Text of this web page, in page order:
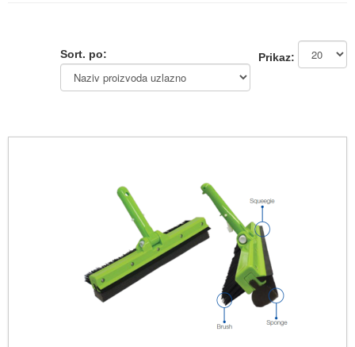
Prikaz:
Sort. po: